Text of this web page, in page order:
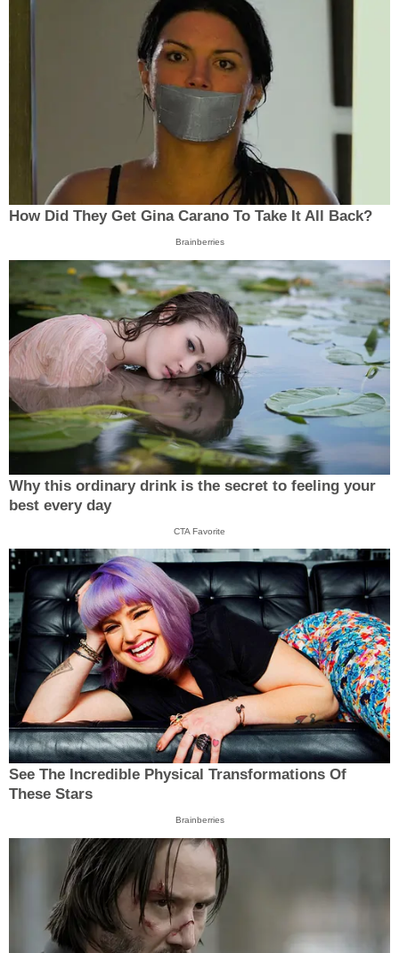
How Did They Get Gina Carano To Take It All Back?
Brainberries
Why this ordinary drink is the secret to feeling your
best every day
CTA Favorite
See The Incredible Physical Transformations Of
These Stars
Brainberries